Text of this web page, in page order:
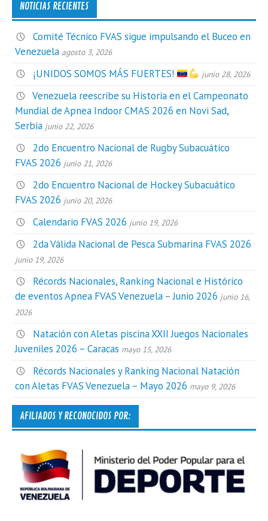
NOTICIAS RECIENTES
Comité Técnico FVAS sigue impulsando el Buceo en
Venezuela agosto 3, 2026
¡UNIDOS SOMOS MÁS FUERTES! junio 28, 2026
Venezuela reescribe su Historia en el Campeonato
Mundial de Apnea Indoor CMAS 2026 en Novi Sad,
Serbia junio 22, 2026
2do Encuentro Nacional de Rugby Subacuático
FVAS 2026 junio 21, 2026
2do Encuentro Nacional de Hockey Subacuático
FVAS 2026 junio 20, 2026
Calendario FVAS 2026 junio 19, 2026
2da Válida Nacional de Pesca Submarina FVAS 2026
junio 19, 2026
Récords Nacionales, Ranking Nacional e Histórico
de eventos Apnea FVAS Venezuela – Junio 2026 junio 16,
2026
Natación con Aletas piscina XXII Juegos Nacionales
Juveniles 2026 – Caracas mayo 15, 2026
Récords Nacionales y Ranking Nacional Natación
con Aletas FVAS Venezuela – Mayo 2026 mayo 9, 2026
AFILIADOS Y RECONOCIDOS POR: